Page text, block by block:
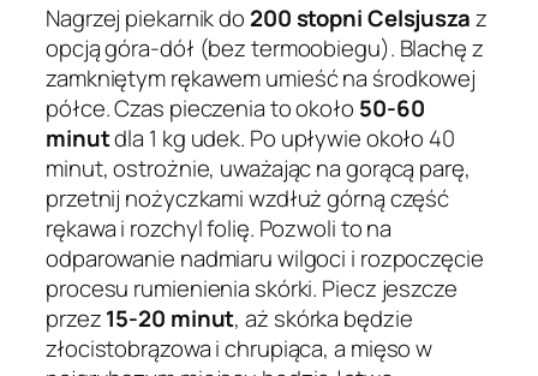
Nagrzej piekarnik do 200 stopni Celsjuszaz
opcją góra-dół (bez termoobiegu). Blachę z
zamkniętym rękawem umieść na środkowej
półce. Czas pieczenia to około 50-60
minutdla 1 kg udek. Po upływie około 40
minut, ostrożnie, uważając na gorącą parę,
przetnij nożyczkami wzdłuż górną część
rękawa i rozchyl folię. Pozwoli to na
odparowanie nadmiaru wilgoci i rozpoczęcie
procesu rumienienia skórki. Piecz jeszcze
przez15-20 minut, aż skórka będzie
złocistobrązowa i chrupiąca, a mięso w